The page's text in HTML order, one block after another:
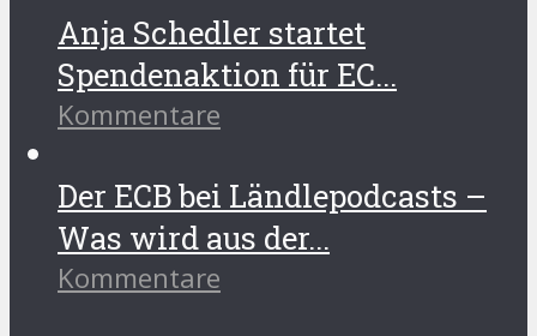
Anja Schedler startet
Spendenaktion für EC...
Kommentare
Der ECB bei Ländlepodcasts –
Was wird aus der...
Kommentare